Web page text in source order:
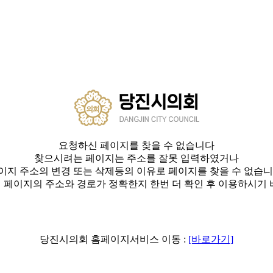
요청하신 페이지를 찾을 수 없습니다
찾으시려는 페이지는 주소를 잘못 입력하였거나
지 주소의 변경 또는 삭제등의 이유로 페이지를 찾을 수 없습
페이지의 주소와 경로가 정확한지 한번 더 확인 후 이용하시기
당진시의회 홈페이지서비스 이동 : [바로가기]